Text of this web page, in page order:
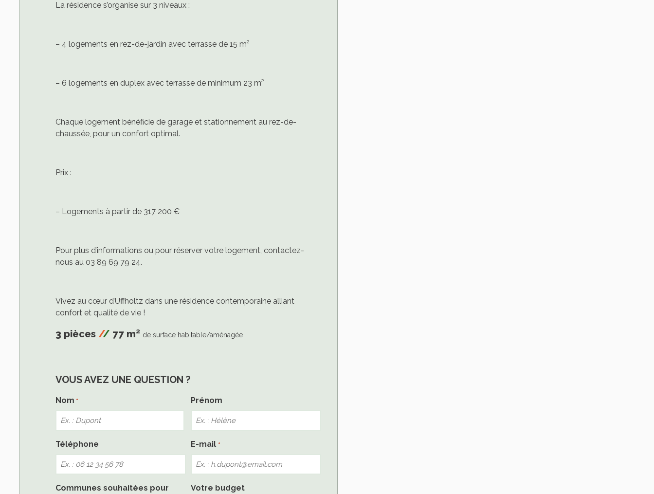
La résidence s’organise sur 3 niveaux :
– 4 logements en rez-de-jardin avec terrasse de 15 m²
– 6 logements en duplex avec terrasse de minimum 23 m²
Chaque logement bénéficie de garage et stationnement au rez-de-
chaussée, pour un confort optimal.
Prix :
– Logements à partir de 317 200 €
Pour plus d’informations ou pour réserver votre logement, contactez-
nous au 03 89 69 79 24.
Vivez au cœur d’Uffholtz dans une résidence contemporaine alliant
confort et qualité de vie !
3 pièces // 77 m² de surface habitable/aménagée
VOUS AVEZ UNE QUESTION ?
Nom * Prénom
Téléphone E-mail *
Communes souhaitées pour
Votre budget